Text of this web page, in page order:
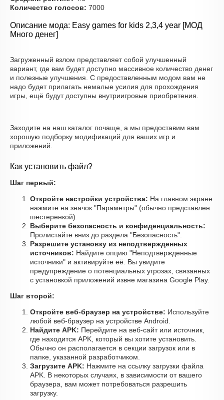
Количество голосов: 7000
Описание мода: Easy games for kids 2,3,4 year [МОД
Много денег]
Загруженный взлом представляет собой улучшенный
вариант, где вам будет доступно массивное количество денег
и полезные улучшения. С предоставленным модом вам не
надо будет прилагать немалые усилия для прохождения
игры, ещё будут доступны внутриигровые приобретения.
Заходите на наш каталог почаще, а мы предоставим вам
хорошую подборку модификаций для ваших игр и
приложений.
Как установить файл?
Шаг первый:
Откройте настройки устройства: На главном экране
нажмите на значок "Параметры" (обычно представлен
шестеренкой).
Выберите безопасность и конфиденциальность:
Пролистайте вниз до раздела "Безопасность".
Разрешите установку из неподтвержденных
источников: Найдите опцию "Неподтвержденные
источники" и активируйте её. Вы увидите
предупреждение о потенциальных угрозах, связанных
с установкой приложений извне магазина Google Play.
Шаг второй:
Откройте веб-браузер на устройстве: Используйте
любой веб-браузер на устройстве Android.
Найдите APK: Перейдите на веб-сайт или источник,
где находится APK, который вы хотите установить.
Обычно он располагается в секции загрузок или в
папке, указанной разработчиком.
Загрузите APK: Нажмите на ссылку загрузки файла
APK. В некоторых случаях, в зависимости от вашего
браузера, вам может потребоваться разрешить
загрузку.